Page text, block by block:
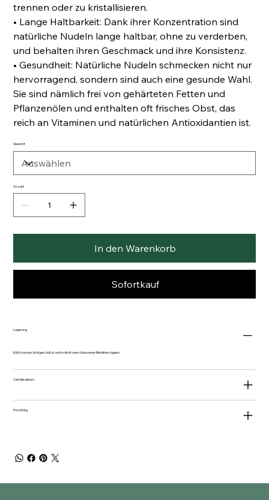
trennen oder zu kristallisieren.
• Lange Haltbarkeit: Dank ihrer Konzentration sind
natürliche Nudeln lange haltbar, ohne zu verderben,
und behalten ihren Geschmack und ihre Konsistenz.
• Gesundheit: Natürliche Nudeln schmecken nicht nur
hervorragend, sondern sind auch eine gesunde Wahl.
Sie sind nämlich frei von gehärteten Fetten und
Pflanzenölen und enthalten oft frisches Obst, das
reich an Vitaminen und natürlichen Antioxidantien ist.
Gewicht
Anzahl
In den Warenkorb
Sofortkauf
Lagerung
Kühl, trocken, lichtgeschützt und in dicht verschlossenen Behältern lagern.
Verfallsdatum.
Price €/kg